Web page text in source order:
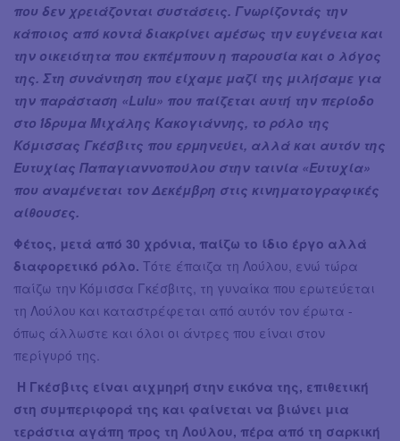
που δεν χρειάζονται συστάσεις. Γνωρίζοντάς την
κάποιος από κοντά διακρίνει αμέσως την ευγένεια και
την οικειότητα που εκπέμπουν η παρουσία και ο λόγος
της. Στη συνάντηση που είχαμε μαζί της μιλήσαμε για
την παράσταση «Lulu» που παίζεται αυτή την περίοδο
στο Ίδρυμα Μιχάλης Κακογιάννης, το ρόλο της
Κόμισσας Γκέσβιτς που ερμηνεύει, αλλά και αυτόν της
Ευτυχίας Παπαγιαννοπούλου στην ταινία «Ευτυχία»
που αναμένεται τον Δεκέμβρη στις κινηματογραφικές
αίθουσες.
Φέτος, μετά από 30 χρόνια, παίζω το ίδιο έργο αλλά
διαφορετικό ρόλο. Τότε έπαιζα τη Λούλου, ενώ τώρα
παίζω την Κόμισσα Γκέσβιτς, τη γυναίκα που ερωτεύεται
τη Λούλου και καταστρέφεται από αυτόν τον έρωτα -
όπως άλλωστε και όλοι οι άντρες που είναι στον
περίγυρό της.
Η Γκέσβιτς είναι αιχμηρή στην εικόνα της, επιθετική
στη συμπεριφορά της και φαίνεται να βιώνει μια
τεράστια αγάπη προς τη Λούλου, πέρα από τη σαρκική